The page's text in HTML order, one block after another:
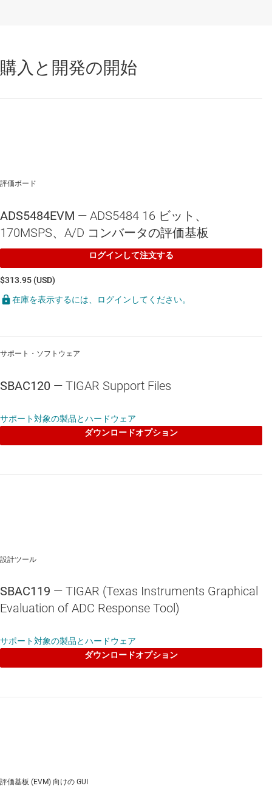
購入と開発の開始
評価ボード
ADS5484EVM — ADS5484 16 ビット、
170MSPS、A/D コンバータの評価基板
ログインして注文する
$313.95 (USD)
在庫を表示するには、ログインしてください。
サポート・ソフトウェア
SBAC120 — TIGAR Support Files
サポート対象の製品とハードウェア
ダウンロードオプション
設計ツール
SBAC119 — TIGAR (Texas Instruments Graphical
Evaluation of ADC Response Tool)
サポート対象の製品とハードウェア
ダウンロードオプション
評価基板 (EVM) 向けの GUI